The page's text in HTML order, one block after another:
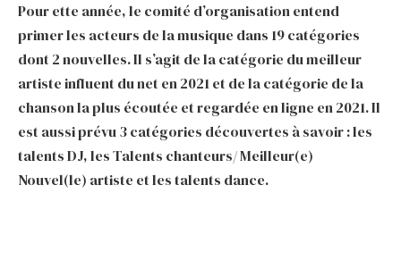
Pour ette année, le comité d’organisation entend
primer les acteurs de la musique dans 19 catégories
dont 2 nouvelles. Il s’agit de la catégorie du meilleur
artiste influent du net en 2021 et de la catégorie de la
chanson la plus écoutée et regardée en ligne en 2021. Il
est aussi prévu 3 catégories découvertes à savoir : les
talents DJ, les Talents chanteurs/ Meilleur(e)
Nouvel(le) artiste et les talents dance.